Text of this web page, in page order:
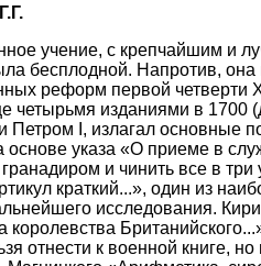
учение, с крепчайшим и
бесплодной. Напротив,
реформ первой четверти
изданиями в 1700
Петром I, излагал основные
указа «О приеме в
и чинить все в три
краткий...», один из
исследования.
отнести к военной книге,